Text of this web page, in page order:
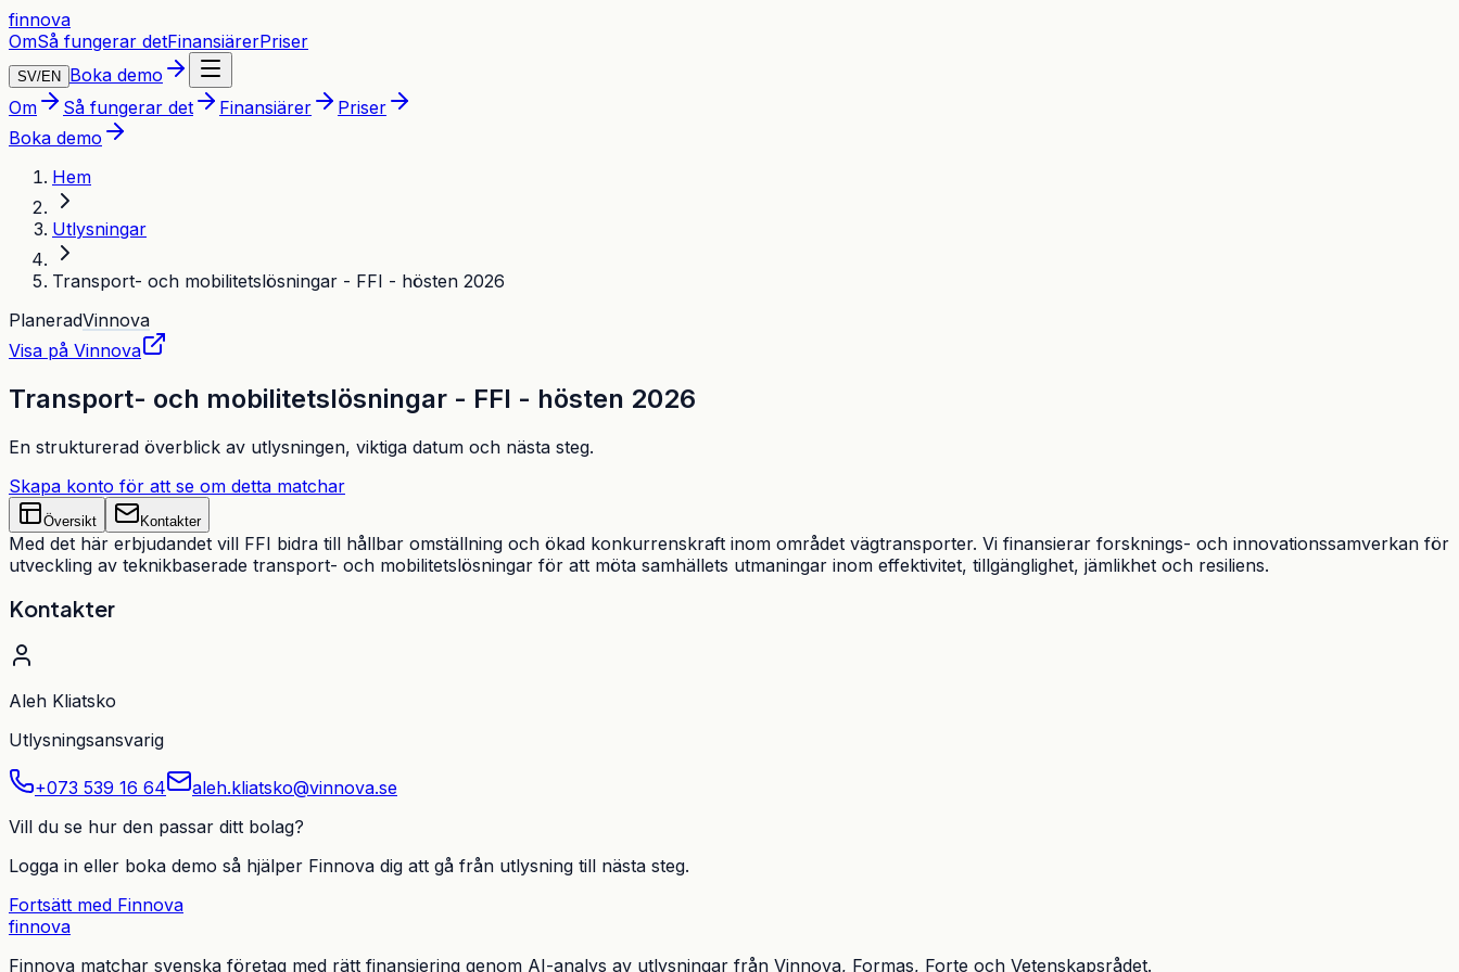
finnova
OmSå fungerar detFinansiärerPriser
SV/EN
Boka demo
Om
Så fungerar det Finansiärer
Priser
Boka demo
Hem
Utlysningar
Transport- och mobilitetslösningar - FFI - hösten 2026
PlaneradVinnova
Visa på Vinnova
Transport- och mobilitetslösningar - FFI - hösten 2026
En strukturerad överblick av utlysningen, viktiga datum och nästa steg.
Skapa konto för att se om detta matchar
Översikt Kontakter
Med det här erbjudandet vill FFI bidra till hållbar omställning och ökad konkurrenskraft inom området vägtransporter. Vi finansierar forsknings- och innovationssamverkan för
utveckling av teknikbaserade transport- och mobilitetslösningar för att möta samhällets utmaningar inom effektivitet, tillgänglighet, jämlikhet och resiliens.
Kontakter
Aleh Kliatsko
Utlysningsansvarig
+073 539 16 64
aleh.kliatsko@vinnova.se
Vill du se hur den passar ditt bolag?
Logga in eller boka demo så hjälper Finnova dig att gå från utlysning till nästa steg.
Fortsätt med Finnova
finnova
Finnova matchar svenska företag med rätt finansiering genom AI-analys av utlysningar från Vinnova, Formas, Forte och Vetenskapsrådet.